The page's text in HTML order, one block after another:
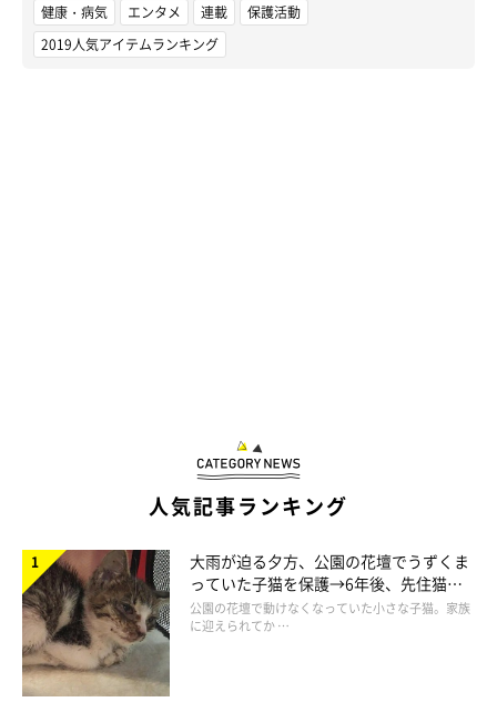
健康・病気
エンタメ 連載
保護活動
2019人気アイテムランキング
人気記事ランキング
大雨が迫る夕方、公園の花壇でうずくま
っていた子猫を保護→6年後、先住猫
と“姉妹”のような関係に
公園の花壇で動けなくなっていた小さな子猫。家族
に迎えられてか …